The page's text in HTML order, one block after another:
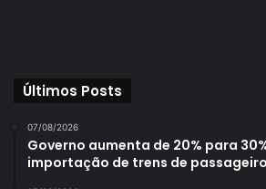
Últimos Posts
07/08/2026
Governo aumenta de 20% para
importação de trens de